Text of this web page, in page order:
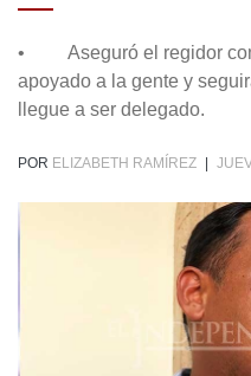
• Aseguró el regidor con
apoyado a la gente y
llegue a ser delegado.
POR ELIZABETH RAMÍREZ